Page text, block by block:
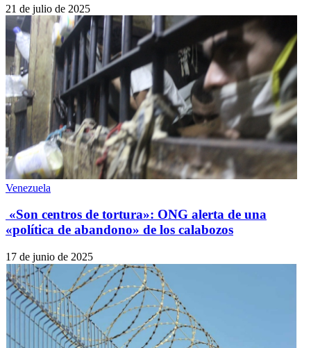
21 de julio de 2025
Venezuela
«Son centros de tortura»: ONG alerta de una
«política de abandono» de los calabozos
17 de junio de 2025